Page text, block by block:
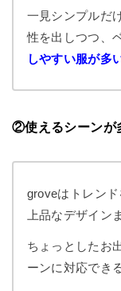
一見シンプルだ
性を出しつつ、
しやすい服が多
②使えるシーンが
groveはトレン
上品なデザイン
ちょっとしたお
ーンに対応でき